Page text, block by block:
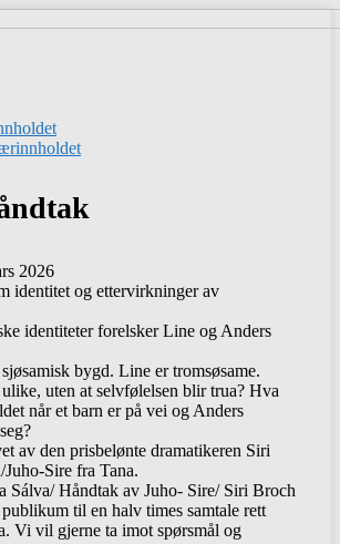
2026
identitet og ettervirkninger av
identiteter forelsker Line og Anders
bygd. Line er tromsøsame.
uten at selvfølelsen blir trua? Hva
når et barn er på vei og Anders
av den prisbelønte dramatikeren Siri
Sire fra Tana.
Sálva/ Håndtak av Juho- Sire/ Siri Broch
til en halv times samtale rett
Vi vil gjerne ta imot spørsmål og